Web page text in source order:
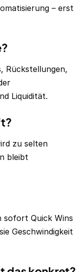
– erst
Rückstellungen,
Liquidität.
zu selten
bleibt
sofort Quick Wins
Geschwindigkeit